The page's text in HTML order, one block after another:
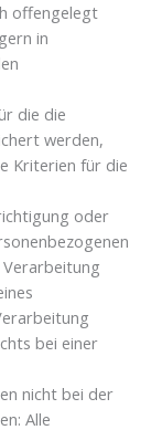
offengelegt
in
die die
werden,
Kriterien für die
oder
bei einer
nicht bei der
Alle